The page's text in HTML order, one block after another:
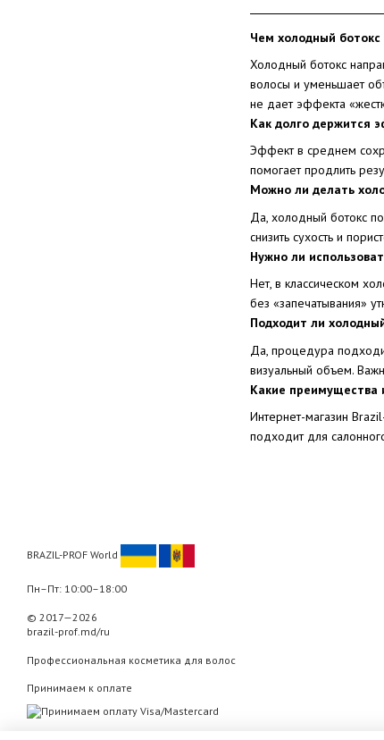
Чем холодный
Холодный ботокс
волосы и уменьшает
не дает эффекта
Как долго держится
Эффект в среднем
помогает продлить
Можно ли делать
Да, холодный ботокс
снизить сухость и
Нужно ли
Нет, в классическом
без «запечатывания»
Подходит ли
Да, процедура
визуальный объем.
Какие преимущества
Интернет-магазин
подходит для
BRAZIL-PROF World
Пн–Пт: 10:00–18:00
© 2017—2026
brazil-prof.md/ru
Профессиональная косметика для волос
Принимаем к оплате